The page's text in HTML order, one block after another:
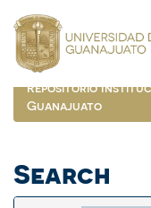
navigation
Repositorio
Guanajuato
Search